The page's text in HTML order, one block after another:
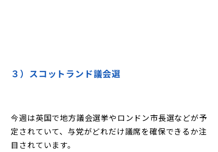
３）スコットランド議会選
今週は英国で地方議会選挙やロンドン市長選などが予
定されていて、与党がどれだけ議席を確保できるか注
目されています。